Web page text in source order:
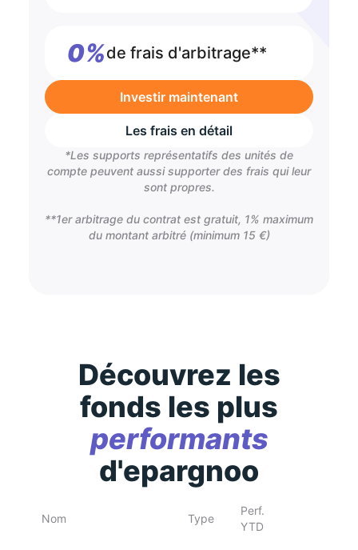
0%de frais d'arbitrage**
Investir maintenant
Les frais en détail
*Les supports représentatifs des unités de
compte peuvent aussi supporter des frais qui leur
sont propres.
**1er arbitrage du contrat est gratuit, 1% maximum
du montant arbitré (minimum 15 €)
Découvrez les
fonds les plus
performants
d'epargnoo
Nom Type
Perf.
YTD